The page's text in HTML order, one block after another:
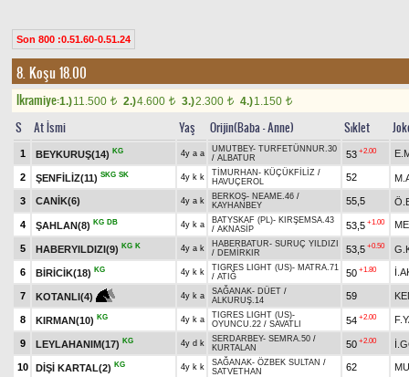
Son 800 :0.51.60-0.51.24
8. Koşu 18.00
Ikramiye:1.)11.500 t 2.)4.600 t 3.)2.300 t 4.)1.150 t
S At İsmi Yaş Orijin(Baba - Anne) Sıklet
1 BEYKURUŞ(14) KG 4y a a UMUTBEY- TURFETÜNNUR.30
/ ALBATUR 53 +2.00
2 ŞENFİLİZ(11) SKG SK 4y k k TİMURHAN - KÜÇÜKFİLİZ /
HAVUÇEROL
52
3 CANİK(6) 4y a k BERKOŞ- NEAME.46 /
KAYHANBEY
55,5
4 ŞAHLAN(8) KG DB 4y k a BATYSKAF (PL)- KIRŞEMSA.43
/ AKNASİP 53,5 +1.00
5 HABERYILDIZI(9) KG K 4y a k HABERBATUR- SURUÇ YILDIZI
/ DEMİRKIR 53,5 +0.50
6 BİRİCİK(18) KG 4y k k TIGRES LIGHT (US)- MATRA.71
/ ATIĞ 50 +1.80
7 KOTANLI(4) 4y k a SAĞANAK- DÜET /
ALKURUŞ.14
59
8 KIRMAN(10) KG 4y k a TIGRES LIGHT (US)-
OYUNCU.22 / SAVATLI 54 +2.00
9 LEYLAHANIM(17) KG 4y d k SERDARBEY- SEMRA.50 /
KURTALAN
50 +2.00
10 DİŞİ KARTAL(2) KG 4y k k SAĞANAK- ÖZBEK SULTAN /
SATVETHAN
62